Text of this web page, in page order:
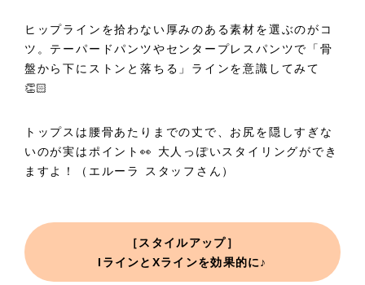
ヒップラインを拾わない厚みのある素材を選ぶのがコ
ツ。テーパードパンツやセンタープレスパンツで「骨
盤から下にストンと落ちる」ラインを意識してみて
👏🏻
トップスは腰骨あたりまでの丈で、お尻を隠しすぎな
いのが実はポイント👀 大人っぽいスタイリングができ
ますよ！（エルーラ スタッフさん）
［スタイルアップ］
IラインとXラインを効果的に♪